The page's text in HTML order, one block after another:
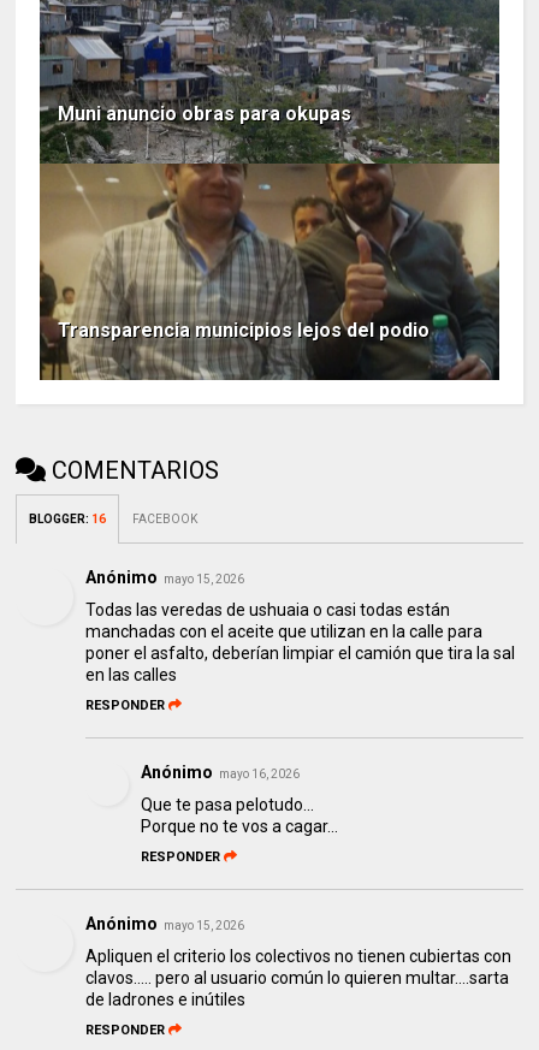
Muni anuncio obras para okupas
Transparencia municipios lejos del podio
COMENTARIOS
BLOGGER: 16 FACEBOOK
Anónimo mayo 15, 2026
Todas las veredas de ushuaia o casi todas están
manchadas con el aceite que utilizan en la calle para
poner el asfalto, deberían limpiar el camión que tira la sal
en las calles
RESPONDER
Anónimo mayo 16, 2026
Que te pasa pelotudo...
Porque no te vos a cagar...
RESPONDER
Anónimo mayo 15, 2026
Apliquen el criterio los colectivos no tienen cubiertas con
clavos..... pero al usuario común lo quieren multar....sarta
de ladrones e inútiles
RESPONDER